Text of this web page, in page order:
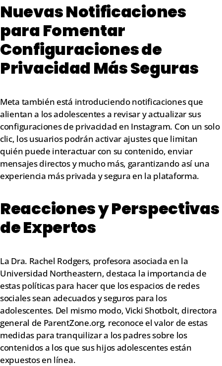
Nuevas Notificaciones
para Fomentar
Configuraciones de
Privacidad Más Seguras
Meta también está introduciendo notificaciones que
alientan a los adolescentes a revisar y actualizar sus
configuraciones de privacidad en Instagram. Con un solo
clic, los usuarios podrán activar ajustes que limitan
quién puede interactuar con su contenido, enviar
mensajes directos y mucho más, garantizando así una
experiencia más privada y segura en la plataforma.
Reacciones y Perspectivas
de Expertos
La Dra. Rachel Rodgers, profesora asociada en la
Universidad Northeastern, destaca la importancia de
estas políticas para hacer que los espacios de redes
sociales sean adecuados y seguros para los
adolescentes. Del mismo modo, Vicki Shotbolt, directora
general de ParentZone.org, reconoce el valor de estas
medidas para tranquilizar a los padres sobre los
contenidos a los que sus hijos adolescentes están
expuestos en línea.